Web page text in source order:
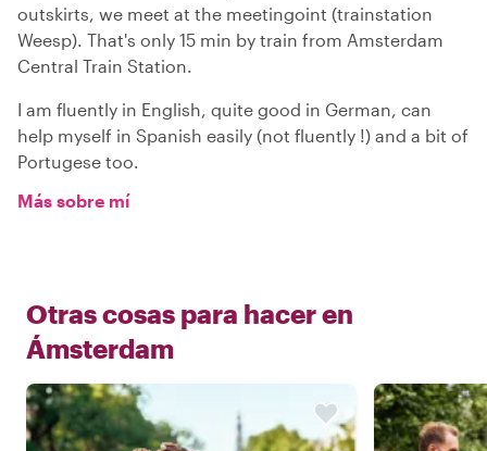
outskirts, we meet at the meetingoint (trainstation
Weesp). That's only 15 min by train from Amsterdam
Central Train Station.
I am fluently in English, quite good in German, can
help myself in Spanish easily (not fluently !) and a bit of
Portugese too.
Más sobre mí
Otras cosas para hacer en
Ámsterdam